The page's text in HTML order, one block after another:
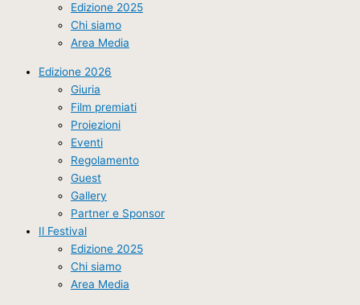
Edizione 2025
Chi siamo
Area Media
Edizione 2026
Giuria
Film premiati
Proiezioni
Eventi
Regolamento
Guest
Gallery
Partner e Sponsor
Il Festival
Edizione 2025
Chi siamo
Area Media